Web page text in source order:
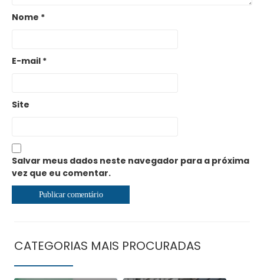
Nome *
E-mail *
Site
Salvar meus dados neste navegador para a próxima
vez que eu comentar.
CATEGORIAS MAIS PROCURADAS